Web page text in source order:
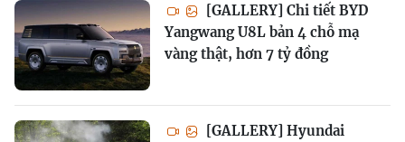
[GALLERY] Chi tiết BYD
Yangwang U8L bản 4 chỗ mạ
vàng thật, hơn 7 tỷ đồng
[GALLERY] Hyundai